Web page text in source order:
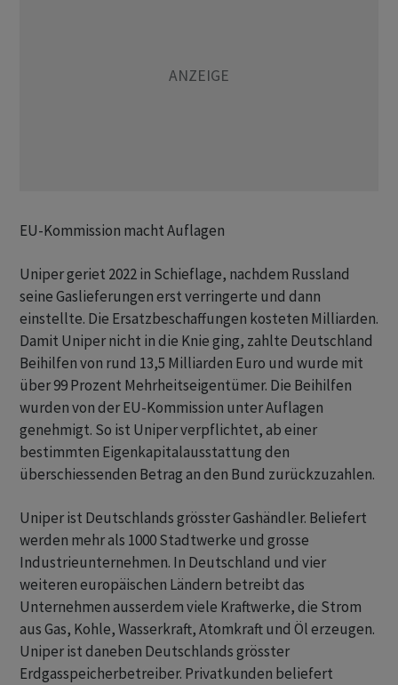
EU-Kommission macht Auflagen
Uniper geriet 2022 in Schieflage, nachdem Russland
seine Gaslieferungen erst verringerte und dann
einstellte. Die Ersatzbeschaffungen kosteten Milliarden.
Damit Uniper nicht in die Knie ging, zahlte Deutschland
Beihilfen von rund 13,5 Milliarden Euro und wurde mit
über 99 Prozent Mehrheitseigentümer. Die Beihilfen
wurden von der EU-Kommission unter Auflagen
genehmigt. So ist Uniper verpflichtet, ab einer
bestimmten Eigenkapitalausstattung den
überschiessenden Betrag an den Bund zurückzuzahlen.
Uniper ist Deutschlands grösster Gashändler. Beliefert
werden mehr als 1000 Stadtwerke und grosse
Industrieunternehmen. In Deutschland und vier
weiteren europäischen Ländern betreibt das
Unternehmen ausserdem viele Kraftwerke, die Strom
aus Gas, Kohle, Wasserkraft, Atomkraft und Öl erzeugen.
Uniper ist daneben Deutschlands grösster
Erdgasspeicherbetreiber. Privatkunden beliefert